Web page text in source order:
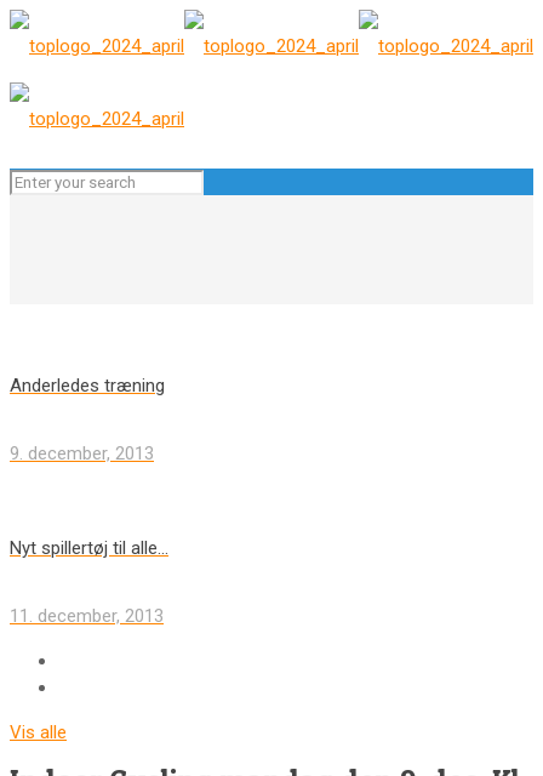
Anderledes træning
9. december, 2013
Nyt spillertøj til alle…
11. december, 2013
Vis alle